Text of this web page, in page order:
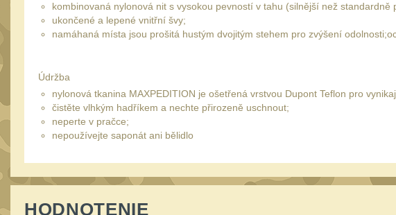
kombinovaná nylonová nit s vysokou pevností v tahu (silnější než standardně
ukončené a lepené vnitřní švy;
namáhaná místa jsou prošitá hustým dvojitým stehem pro zvýšení
Údržba
nylonová tkanina MAXPEDITION je ošetřená vrstvou Dupont Teflon pro
čistěte vlhkým hadříkem a nechte přirozeně uschnout;
neperte v pračce;
nepoužívejte saponát ani bělidlo
HODNOTENIE